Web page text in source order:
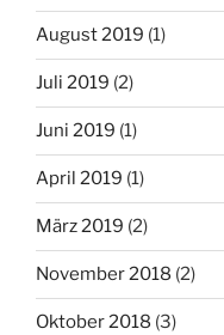
August 2019 (1)
Juli 2019 (2)
Juni 2019 (1)
April 2019 (1)
März 2019 (2)
November 2018 (2)
Oktober 2018 (3)